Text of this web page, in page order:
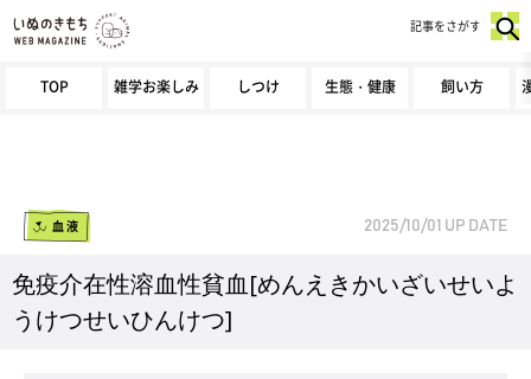
TOP 雑学お楽しみ しつけ 生態・健康 飼い方
記事をさがす
血液 2025/10/01 UP DATE
免疫介在性溶血性貧血[めんえきかいざいせいよ
うけつせいひんけつ]